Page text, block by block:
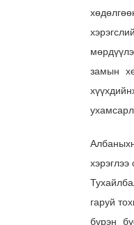
замын
гаруй
бүрэн